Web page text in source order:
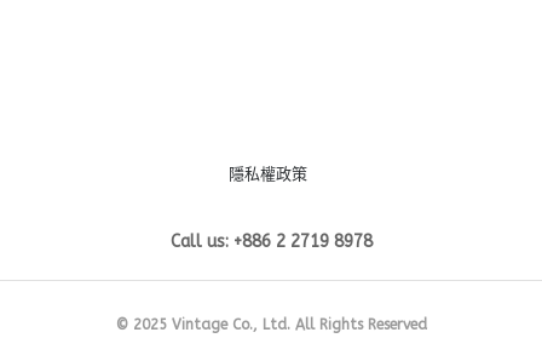
隱私權政策
Call us: +886 2 2719 8978
© 2025 Vintage Co., Ltd. All Rights Reserved